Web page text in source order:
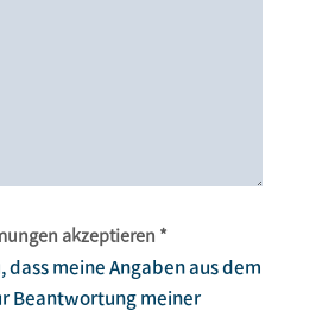
akzeptieren *
dass meine Angaben aus dem
Beantwortung meiner